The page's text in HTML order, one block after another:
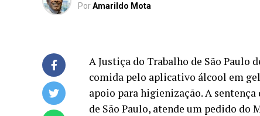
PorAmarildo Mota
A Justiça do Trabalho de São Paulo
comida pelo aplicativo álcool em
apoio para higienização. A
de São Paulo, atende um pedido